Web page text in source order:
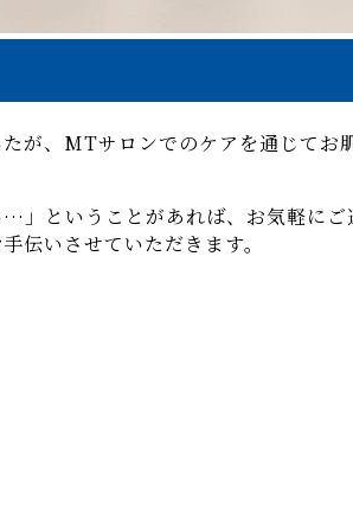
が、MTサロンでのケアを通じて
ということがあれば、お気軽にご
伝いさせていただきます。